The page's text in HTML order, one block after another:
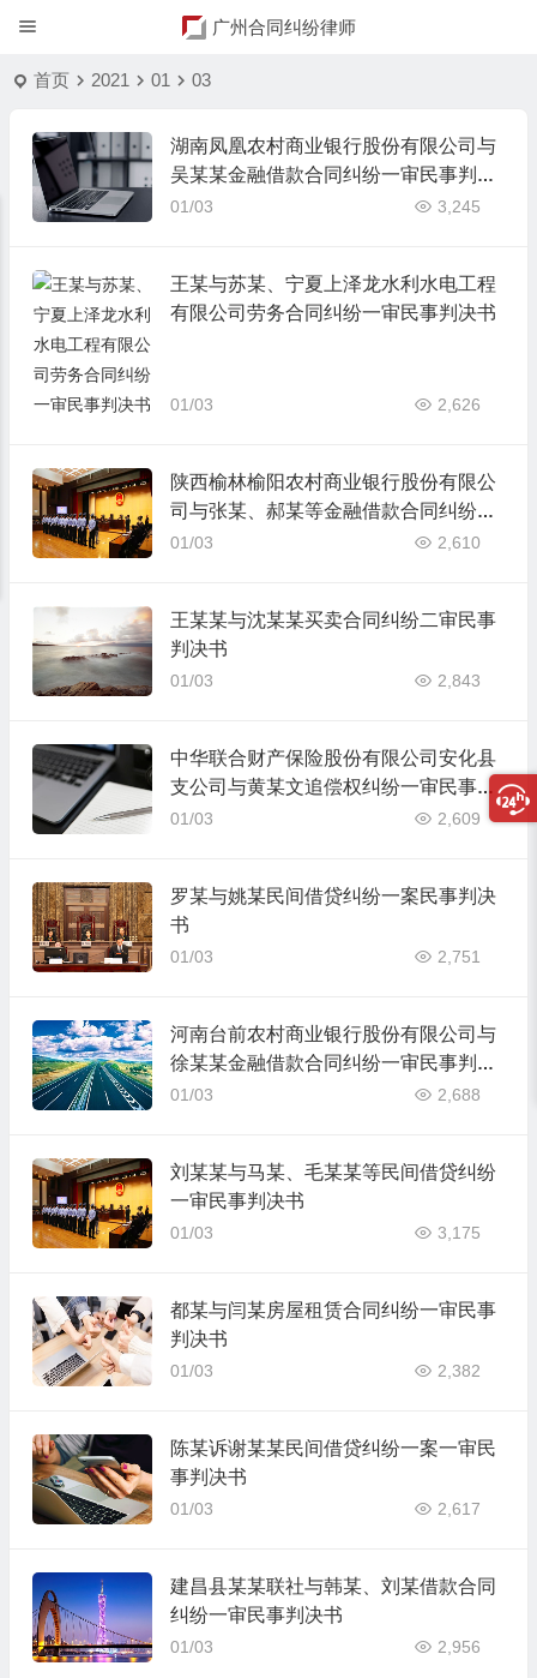
广州合同纠纷律师
首页 2021 01 03
湖南凤凰农村商业银行股份有限公司与
吴某某金融借款合同纠纷一审民事判决
书
01/03 3,245
王某与苏某、宁夏上泽龙水利水电工程
有限公司劳务合同纠纷一审民事判决书
01/03 2,626
陕西榆林榆阳农村商业银行股份有限公
司与张某、郝某等金融借款合同纠纷一
审民事判决书
01/03 2,610
王某某与沈某某买卖合同纠纷二审民事
判决书
01/03 2,843
中华联合财产保险股份有限公司安化县
支公司与黄某文追偿权纠纷一审民事判
决书
01/03 2,609
罗某与姚某民间借贷纠纷一案民事判决
书
01/03 2,751
河南台前农村商业银行股份有限公司与
徐某某金融借款合同纠纷一审民事判决
书
01/03 2,688
刘某某与马某、毛某某等民间借贷纠纷
一审民事判决书
01/03 3,175
都某与闫某房屋租赁合同纠纷一审民事
判决书
01/03 2,382
陈某诉谢某某民间借贷纠纷一案一审民
事判决书
01/03 2,617
建昌县某某联社与韩某、刘某借款合同
纠纷一审民事判决书
01/03 2,956